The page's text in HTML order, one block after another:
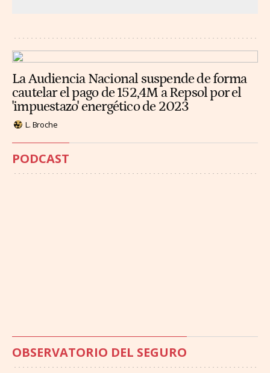
La Audiencia Nacional suspende de forma
cautelar el pago de 152,4M a Repsol por el
'impuestazo' energético de 2023
L. Broche
PODCAST
OBSERVATORIO DEL SEGURO